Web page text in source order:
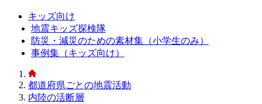
キッズ向け
地震キッズ探検隊
防災・減災のための素材集（小学生のみ）
事例集（キッズ向け）
都道府県ごとの地震活動
内陸の活断層